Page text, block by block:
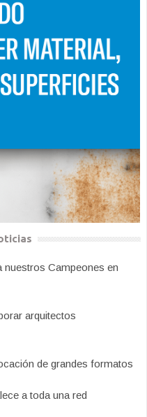
nuestros Campeones en
arquitectos
de grandes formatos
a toda una red